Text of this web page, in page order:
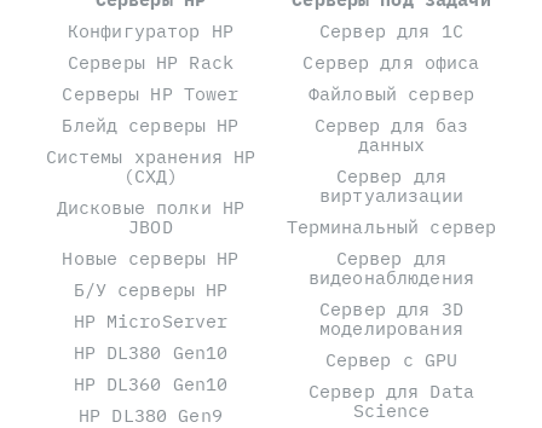
Конфигуратор HP
Серверы HP Rack
Серверы HP Tower
Блейд серверы HP
Системы хранения HP
(СХД)
Дисковые полки HP
JBOD
Новые серверы HP
Б/У серверы HP
HP MicroServer
HP DL380 Gen10
HP DL360 Gen10
HP DL380 Gen9
Сервер для 1С
Сервер для офиса
Файловый сервер
Сервер для баз
данных
Сервер для
виртуализации
Терминальный сервер
Сервер для
видеонаблюдения
Сервер для 3D
моделирования
Сервер с GPU
Сервер для Data
Science